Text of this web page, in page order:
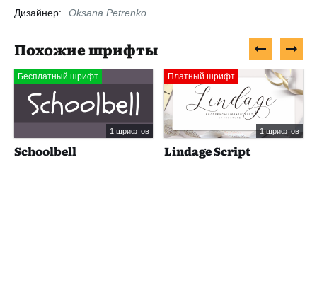
Дизайнер:
Oksana Petrenko
Похожие шрифты
Бесплатный шрифт
1 шрифтов
Schoolbell
Платный шрифт
1 шрифтов
Lindage Script